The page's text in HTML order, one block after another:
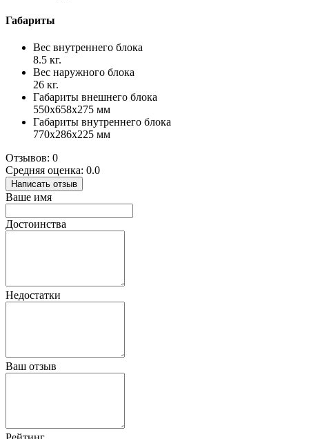
Габариты
Вес внутреннего блока
8.5 кг.
Вес наружного блока
26 кг.
Габариты внешнего блока
550x658x275 мм
Габариты внутреннего блока
770x286x225 мм
Отзывов: 0
Средняя оценка: 0.0
Написать отзыв
Ваше имя
Достоинства
Недостатки
Ваш отзыв